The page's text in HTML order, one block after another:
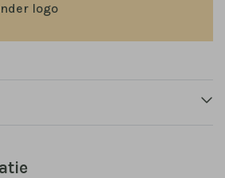
logo